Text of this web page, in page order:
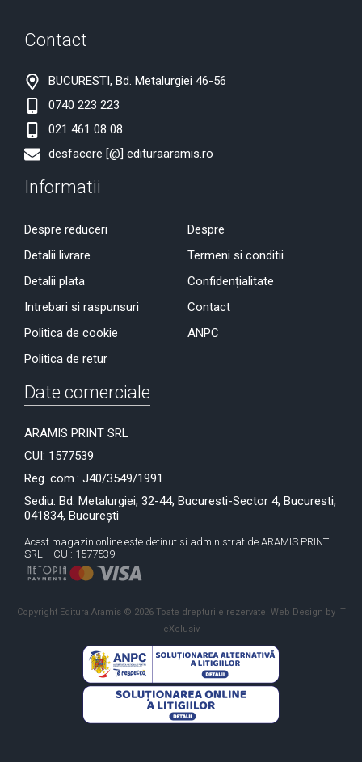
Contact
BUCURESTI, Bd. Metalurgiei 46-56
0740 223 223
021 461 08 08
desfacere [@] edituraaramis.ro
Informatii
Despre reduceri
Detalii livrare
Detalii plata
Intrebari si raspunsuri
Politica de cookie
Politica de retur
Despre
Termeni si conditii
Confidențialitate
Contact
ANPC
Date comerciale
ARAMIS PRINT SRL
CUI: 1577539
Reg. com.: J40/3549/1991
Sediu: Bd. Metalurgiei, 32-44, Bucuresti-Sector 4, Bucuresti,
041834, București
Acest magazin online este detinut si administrat de ARAMIS PRINT
SRL. - CUI: 1577539
Copyright Editura Aramis © 2026 Toate drepturile rezervate. Web Design by IT
eXclusiv